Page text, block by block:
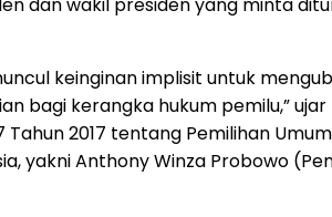
keinginan implisit untuk
bagi kerangka hukum pemilu,”
2017 tentang Pemilihan
yakni Anthony Winza Probowo